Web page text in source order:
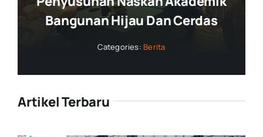
Bangunan Hijau Dan Cerdas
Categories: Berita
Artikel Terbaru